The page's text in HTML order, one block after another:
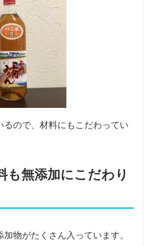
るので、材料にもこだわってい
も無添加にこだわり
物がたくさん入っています。